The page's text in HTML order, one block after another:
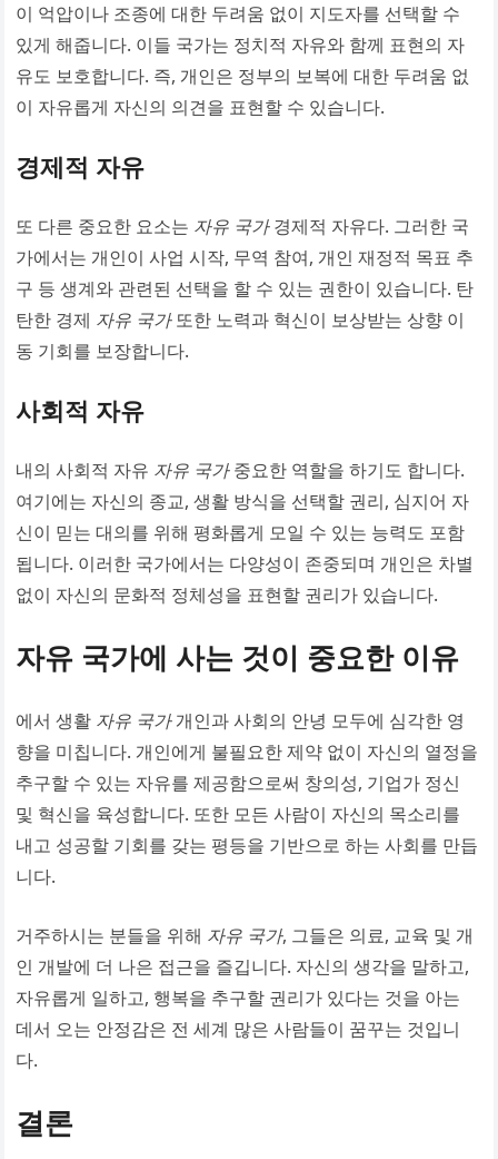
이 억압이나 조종에 대한 두려움 없이 지도자를 선택할 수
있게 해줍니다. 이들 국가는 정치적 자유와 함께 표현의 자
유도 보호합니다. 즉, 개인은 정부의 보복에 대한 두려움 없
이 자유롭게 자신의 의견을 표현할 수 있습니다.
경제적 자유
또 다른 중요한 요소는 자유 국가경제적 자유다. 그러한 국
가에서는 개인이 사업 시작, 무역 참여, 개인 재정적 목표 추
구 등 생계와 관련된 선택을 할 수 있는 권한이 있습니다. 탄
탄한 경제 자유 국가또한 노력과 혁신이 보상받는 상향 이
동 기회를 보장합니다.
사회적 자유
내의 사회적 자유 자유 국가중요한 역할을 하기도 합니다.
여기에는 자신의 종교, 생활 방식을 선택할 권리, 심지어 자
신이 믿는 대의를 위해 평화롭게 모일 수 있는 능력도 포함
됩니다. 이러한 국가에서는 다양성이 존중되며 개인은 차별
없이 자신의 문화적 정체성을 표현할 권리가 있습니다.
자유 국가에 사는 것이 중요한 이유
에서 생활 자유 국가개인과 사회의 안녕 모두에 심각한 영
향을 미칩니다. 개인에게 불필요한 제약 없이 자신의 열정을
추구할 수 있는 자유를 제공함으로써 창의성, 기업가 정신
및 혁신을 육성합니다. 또한 모든 사람이 자신의 목소리를
내고 성공할 기회를 갖는 평등을 기반으로 하는 사회를 만듭
니다.
거주하시는 분들을 위해 자유 국가, 그들은 의료, 교육 및 개
인 개발에 더 나은 접근을 즐깁니다. 자신의 생각을 말하고,
자유롭게 일하고, 행복을 추구할 권리가 있다는 것을 아는
데서 오는 안정감은 전 세계 많은 사람들이 꿈꾸는 것입니
다.
결론